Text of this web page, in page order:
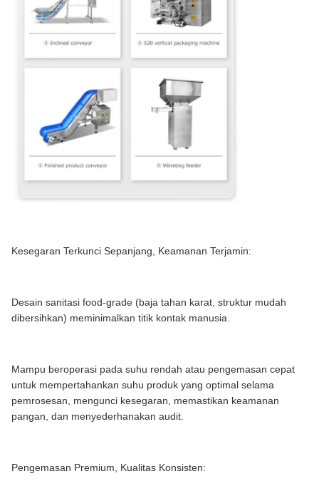
Kesegaran Terkunci Sepanjang, Keamanan Terjamin:
Desain sanitasi food-grade (baja tahan karat, struktur mudah
dibersihkan) meminimalkan titik kontak manusia.
Mampu beroperasi pada suhu rendah atau pengemasan cepat
untuk mempertahankan suhu produk yang optimal selama
pemrosesan, mengunci kesegaran, memastikan keamanan
pangan, dan menyederhanakan audit.
Pengemasan Premium, Kualitas Konsisten: